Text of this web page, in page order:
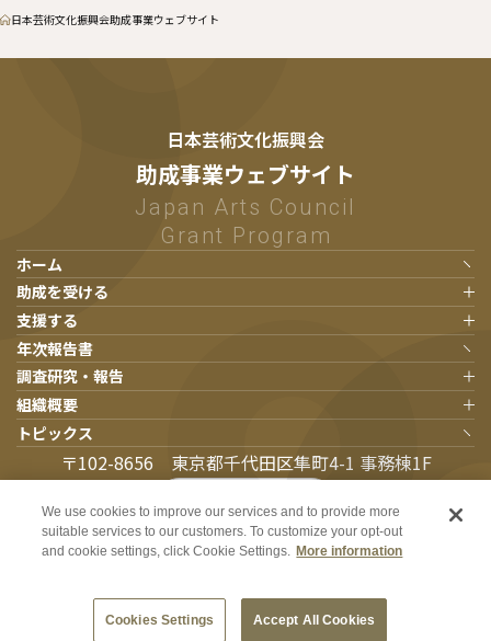
日本芸術文化振興会助成事業ウェブサイト
日本芸術文化振興会
助成事業ウェブサイト
Japan Arts Council
Grant Program
ホーム
助成を受ける
助成を受ける
応募される方
内定された方
完了された方
審査基準の公表
採択結果一覧
よくある質問
支援する
寄附のお願い
賛助会員
年次報告書
調査研究・報告
調査研究・報告
基礎資料収集事業
組織概要
組織概要
事業内容
芸術文化振興基金について
アーツカウンシル機能について
トピックス
〒102-8656 東京都千代田区隼町4-1 事務棟1F
お問い合わせ
日本芸術文化振興会
Copyright (C) Japan Arts Council, All rights reserved.
We use cookies to improve our services and to provide more
suitable services to our customers. To customize your opt-out
and cookie settings, click Cookie Settings. More information
Cookies Settings Accept All Cookies